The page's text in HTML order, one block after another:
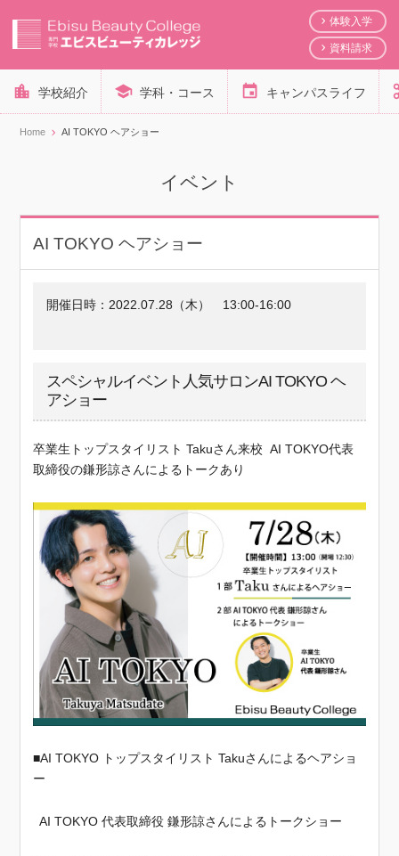
体験入学
資料請求
学校紹介 学科・コース キャンパスライフ
Home AI TOKYO ヘアショー
イベント
AI TOKYO ヘアショー
開催日時： 2022.07.28（木） 13:00-16:00
スペシャルイベント人気サロンAI TOKYO ヘ
アショー
卒業生トップスタイリスト Takuさん来校 AI TOKYO代表
取締役の鎌形諒さんによるトークあり
■AI TOKYO トップスタイリスト Takuさんによるヘアショ
ー
AI TOKYO 代表取締役 鎌形諒さんによるトークショー